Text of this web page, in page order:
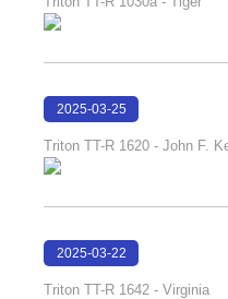
2025-03-25
Triton TT-R 1620 - John F.
2025-03-22
Triton TT-R 1642 - Virginia